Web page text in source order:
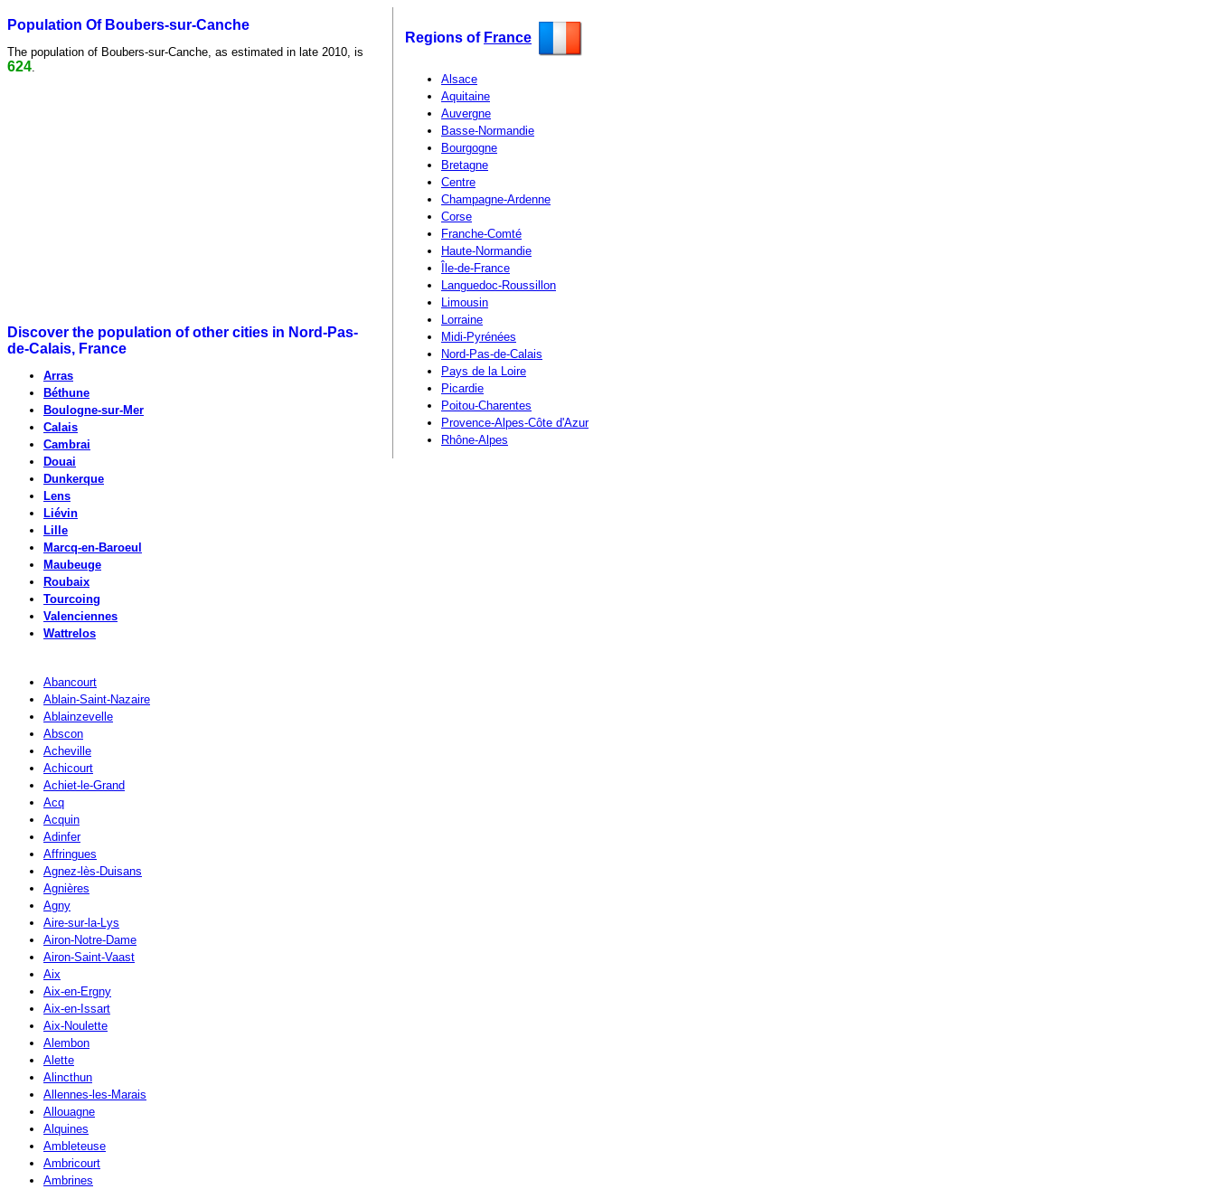
Population Of Boubers-sur-Canche
The population of Boubers-sur-Canche, as estimated in late 2010, is
624
Discover the population of other cities in Nord-Pas-
de-Calais, France
Arras
Béthune
Boulogne-sur-Mer
Calais
Cambrai
Douai
Dunkerque
Lens
Liévin
Lille
Marcq-en-Baroeul
Maubeuge
Roubaix
Tourcoing
Valenciennes
Wattrelos
Abancourt
Ablain-Saint-Nazaire
Ablainzevelle
Abscon
Acheville
Achicourt
Achiet-le-Grand
Acq
Acquin
Adinfer
Affringues
Agnez-lès-Duisans
Agnières
Agny
Aire-sur-la-Lys
Airon-Notre-Dame
Airon-Saint-Vaast
Aix
Aix-en-Ergny
Aix-en-Issart
Aix-Noulette
Alembon
Alette
Alincthun
Allennes-les-Marais
Allouagne
Alquines
Ambleteuse
Ambricourt
Ambrines
Regions of France
Alsace
Aquitaine
Auvergne
Basse-Normandie
Bourgogne
Bretagne
Centre
Champagne-Ardenne
Corse
Franche-Comté
Haute-Normandie
Île-de-France
Languedoc-Roussillon
Limousin
Lorraine
Midi-Pyrénées
Nord-Pas-de-Calais
Pays de la Loire
Picardie
Poitou-Charentes
Provence-Alpes-Côte d'Azur
Rhône-Alpes